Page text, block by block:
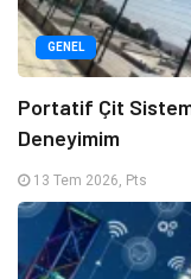
GENEL
Portatif Çit
Deneyimim
13 Tem 2026, Pts